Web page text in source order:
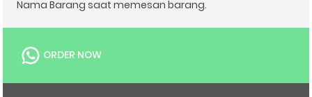
Nama Barang saat memesan barang.
ORDER NOW